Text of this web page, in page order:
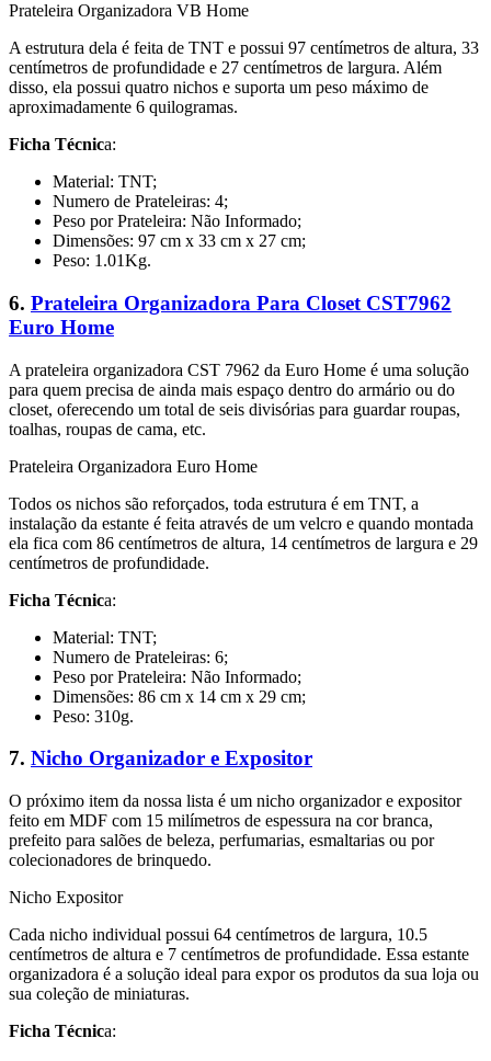
Prateleira Organizadora VB Home
A estrutura dela é feita de TNT e possui 97 centímetros de altura, 33
centímetros de profundidade e 27 centímetros de largura. Além
disso, ela possui quatro nichos e suporta um peso máximo de
aproximadamente 6 quilogramas.
Ficha Técnica:
Material: TNT;
Numero de Prateleiras: 4;
Peso por Prateleira: Não Informado;
Dimensões: 97 cm x 33 cm x 27 cm;
Peso: 1.01Kg.
6. Prateleira Organizadora Para Closet CST7962
Euro Home
A prateleira organizadora CST 7962 da Euro Home é uma solução
para quem precisa de ainda mais espaço dentro do armário ou do
closet, oferecendo um total de seis divisórias para guardar roupas,
toalhas, roupas de cama, etc.
Prateleira Organizadora Euro Home
Todos os nichos são reforçados, toda estrutura é em TNT, a
instalação da estante é feita através de um velcro e quando montada
ela fica com 86 centímetros de altura, 14 centímetros de largura e 29
centímetros de profundidade.
Ficha Técnica:
Material: TNT;
Numero de Prateleiras: 6;
Peso por Prateleira: Não Informado;
Dimensões: 86 cm x 14 cm x 29 cm;
Peso: 310g.
7. Nicho Organizador e Expositor
O próximo item da nossa lista é um nicho organizador e expositor
feito em MDF com 15 milímetros de espessura na cor branca,
prefeito para salões de beleza, perfumarias, esmaltarias ou por
colecionadores de brinquedo.
Nicho Expositor
Cada nicho individual possui 64 centímetros de largura, 10.5
centímetros de altura e 7 centímetros de profundidade. Essa estante
organizadora é a solução ideal para expor os produtos da sua loja ou
sua coleção de miniaturas.
Ficha Técnica: